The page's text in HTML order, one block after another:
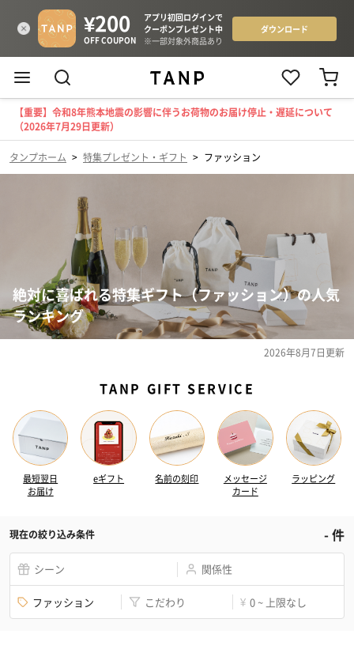
【重要】令和8年熊本地震の影響に伴うお荷物のお届け停止・遅延について
（2026年7月29日更新）
タンプホーム > 特集プレゼント・ギフト > ファッション
絶対に喜ばれる特集ギフト（ファッション）の人気
ランキング
2026年8月7日更新
TANP GIFT SERVICE
最短翌日
お届け
eギフト 名前の刻印
メッセージ
カード
ラッピング
現在の絞り込み条件 -件
シーン 関係性
ファッション こだわり ¥ 0 ~ 上限なし